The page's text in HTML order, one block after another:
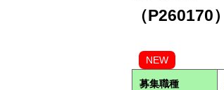
（P260170）
NEW
募集職種